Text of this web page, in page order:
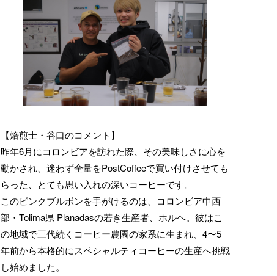
【焙煎士・谷口のコメント】
昨年6月にコロンビアを訪れた際、その美味しさに心を
動かされ、迷わず全量をPostCoffeeで買い付けさせても
らった、とても思い入れの深いコーヒーです。
このピンクブルボンを手がけるのは、コロンビア中西
部・Tolima県 Planadasの若き生産者、ホルヘ。彼はこ
の地域で三代続くコーヒー農園の家系に生まれ、4〜5
年前から本格的にスペシャルティコーヒーの生産へ挑戦
し始めました。